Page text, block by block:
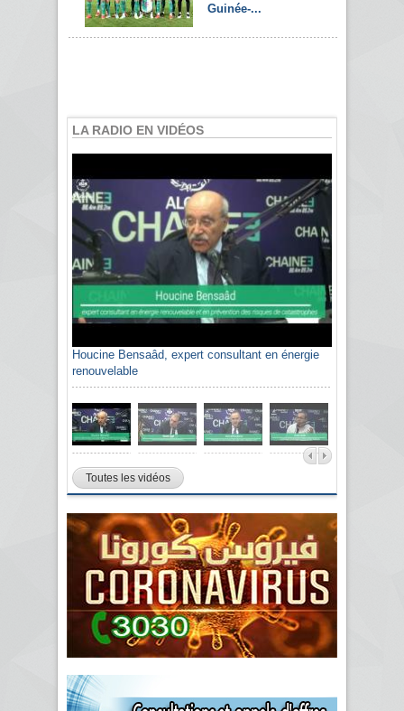
Guinée-...
LA RADIO EN VIDÉOS
Houcine Bensaâd, expert consultant en énergie
renouvelable
Toutes les vidéos